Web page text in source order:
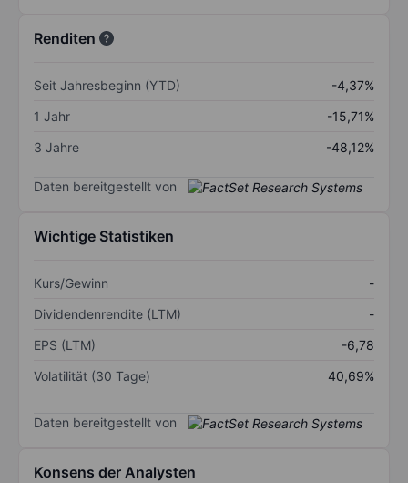
Renditen
Seit Jahresbeginn (YTD)
-4,37%
1 Jahr
-15,71%
3 Jahre
-48,12%
Daten bereitgestellt von
Wichtige Statistiken
Kurs/Gewinn
-
Dividendenrendite (LTM)
-
EPS (LTM)
-6,78
Volatilität (30 Tage)
40,69%
Daten bereitgestellt von
Konsens der Analysten